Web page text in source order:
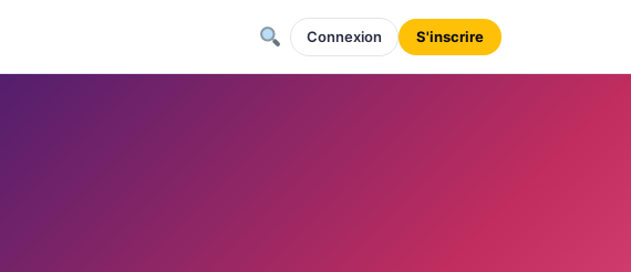
Connexion S'inscrire